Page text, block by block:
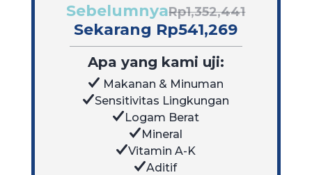
SebelumnyaRp1,352,441
Sekarang Rp541,269
Apa yang kami uji:
Makanan & Minuman
Sensitivitas Lingkungan
Logam Berat
Mineral
Vitamin A-K
Aditif